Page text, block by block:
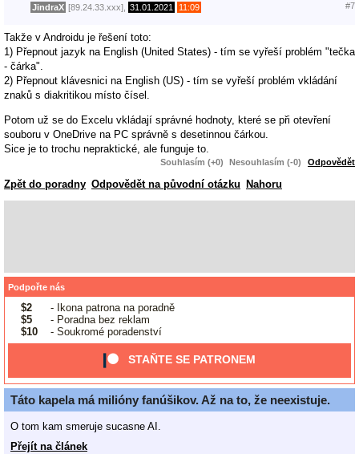
JindraX [89.24.33.xxx], 31.01.2021 11:09 #7
Takže v Androidu je řešení toto:
1) Přepnout jazyk na English (United States) - tím se vyřeší problém "tečka
- čárka".
2) Přepnout klávesnici na English (US) - tím se vyřeší problém vkládání
znaků s diakritikou místo čísel.
Potom už se do Excelu vkládají správné hodnoty, které se při otevření
souboru v OneDrive na PC správně s desetinnou čárkou.
Sice je to trochu nepraktické, ale funguje to.
Souhlasím (+0) Nesouhlasím (-0) Odpovědět
Zpět do poradny Odpovědět na původní otázku Nahoru
Podpořte nás
$2
- Ikona patrona na poradně
$5
- Poradna bez reklam
$10
- Soukromé poradenství
STAŇTE SE PATRONEM
Táto kapela má milióny fanúšikov. Až na to, že neexistuje.
O tom kam smeruje sucasne AI.
Přejít na článek